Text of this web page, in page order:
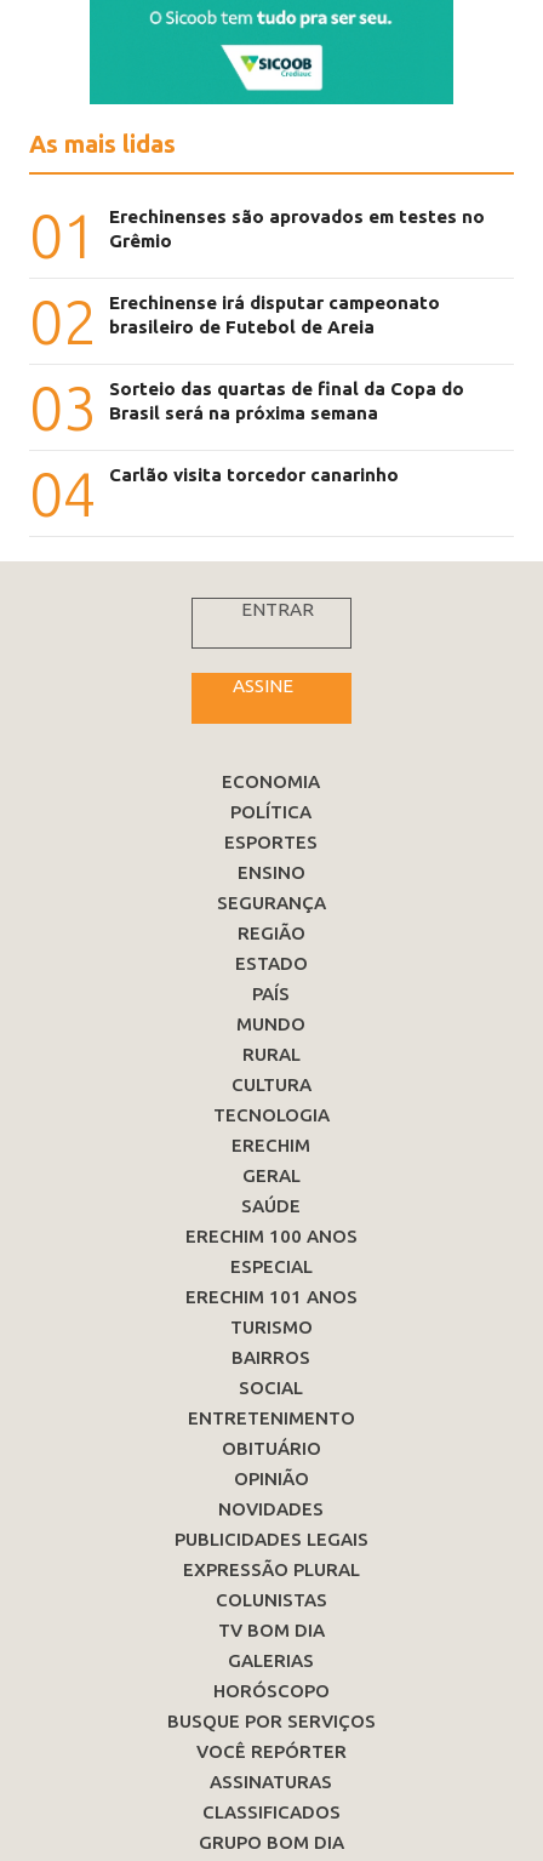
As mais lidas
01
Erechinenses são aprovados em testes no
Grêmio
02
Erechinense irá disputar campeonato
brasileiro de Futebol de Areia
03
Sorteio das quartas de final da Copa do
Brasil será na próxima semana
04 Carlão visita torcedor canarinho
ENTRAR
ASSINE
ECONOMIA
POLÍTICA
ESPORTES
ENSINO
SEGURANÇA
REGIÃO
ESTADO
PAÍS
MUNDO
RURAL
CULTURA
TECNOLOGIA
ERECHIM
GERAL
SAÚDE
ERECHIM 100 ANOS
ESPECIAL
ERECHIM 101 ANOS
TURISMO
BAIRROS
SOCIAL
ENTRETENIMENTO
OBITUÁRIO
OPINIÃO
NOVIDADES
PUBLICIDADES LEGAIS
EXPRESSÃO PLURAL
COLUNISTAS
TV BOM DIA
GALERIAS
HORÓSCOPO
BUSQUE POR SERVIÇOS
VOCÊ REPÓRTER
ASSINATURAS
CLASSIFICADOS
GRUPO BOM DIA